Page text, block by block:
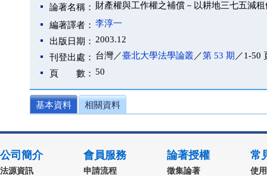
論著名稱： 財產權與工作權之補償－以耕地三七五減
編著譯者： 李淳一
出版日期： 2003.12
刊登出處： 台灣／臺北大學法學論叢／第 53 期 ／1-50
頁 數： 50
基本資料 相關資料
公司簡介
法源資訊
會員服務
申請流程
論著授權
徵集論著
常
使